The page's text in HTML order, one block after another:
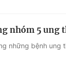
nhóm 5 ung
những bệnh ung